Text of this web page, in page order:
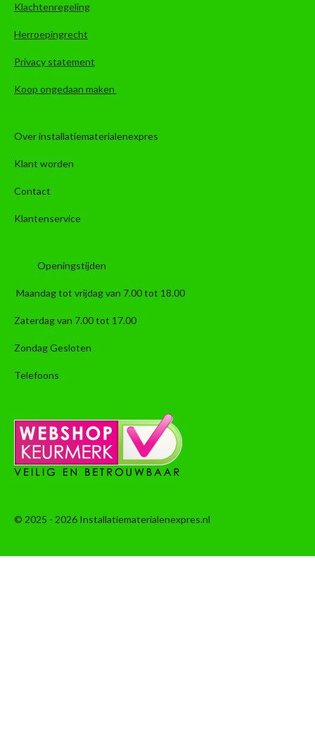
Klachtenregeling
Herroepingrecht
Privacy statement
Koop ongedaan maken
Over installatiematerialenexpres
Klant worden
Contact
Klantenservice
Openingstijden
Maandag tot vrijdag van 7.00 tot 18.00
Zaterdag van 7.00 tot 17.00
Zondag Gesloten
Telefoons
© 2025 - 2026 Installatiematerialenexpres.nl